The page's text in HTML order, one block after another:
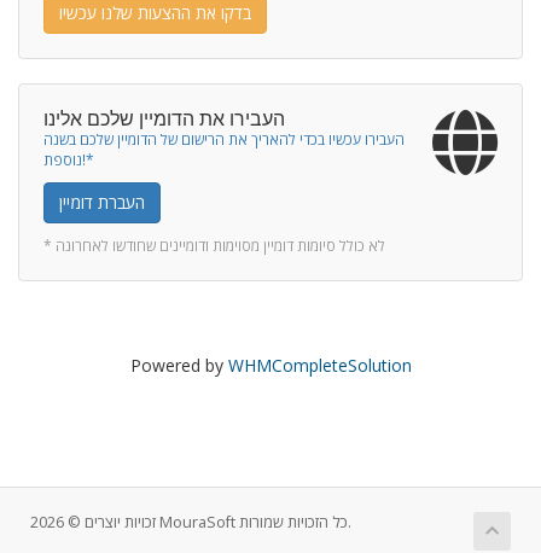
בדקו את ההצעות שלנו עכשיו
העבירו את הדומיין שלכם אלינו
העבירו עכשיו בכדי להאריך את הרישום של הדומיין שלכם בשנה
נוספת!*
העברת דומיין
* לא כולל סיומות דומיין מסוימות ודומיינים שחודשו לאחרונה
Powered by WHMCompleteSolution
זכויות יוצרים © 2026 MouraSoft כל הזכויות שמורות.